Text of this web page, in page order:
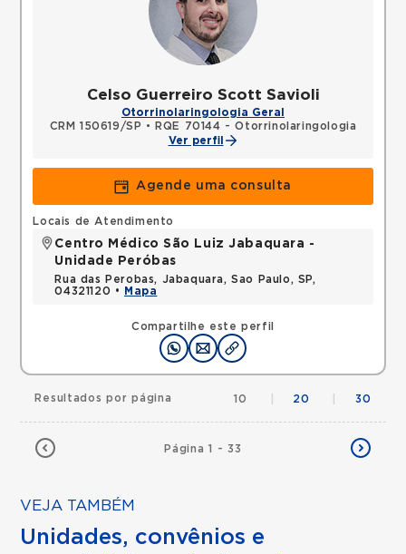
Celso Guerreiro Scott Savioli
Otorrinolaringologia Geral
CRM 150619/SP •
RQE 70144 - Otorrinolaringologia
Ver perfil
Agende uma consulta
Compartilhe este perfil
Locais de Atendimento
Centro Médico São Luiz Jabaquara -
Unidade Peróbas
Rua das Perobas, Jabaquara, Sao Paulo, SP,
04321120 •
Mapa
Página 1 - 33
Resultados por página 10 20 30
VEJA TAMBÉM
Unidades, convênios e